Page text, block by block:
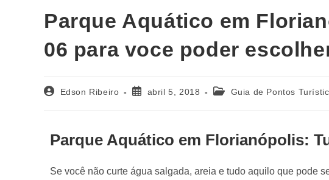
Parque Aquático em
06 para voce poder
Edson Ribeiro abril 5, 2018 Guia de Pontos
Parque Aquático em Florianópolis:
Se você não curte água salgada, areia e tudo aquilo que pode